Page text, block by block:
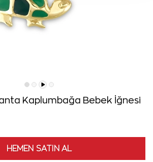
Kaplumbağa Bebek İğnesi
HEMEN SATIN AL